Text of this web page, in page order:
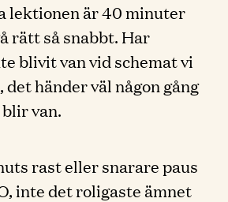
lektionen är 40 minuter
rätt så snabbt. Har
blivit van vid schemat vi
det händer väl någon gång
van.
rast eller snarare paus
inte det roligaste ämnet